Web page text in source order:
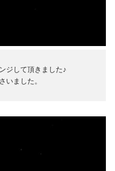
ジして頂きました♪
いました。